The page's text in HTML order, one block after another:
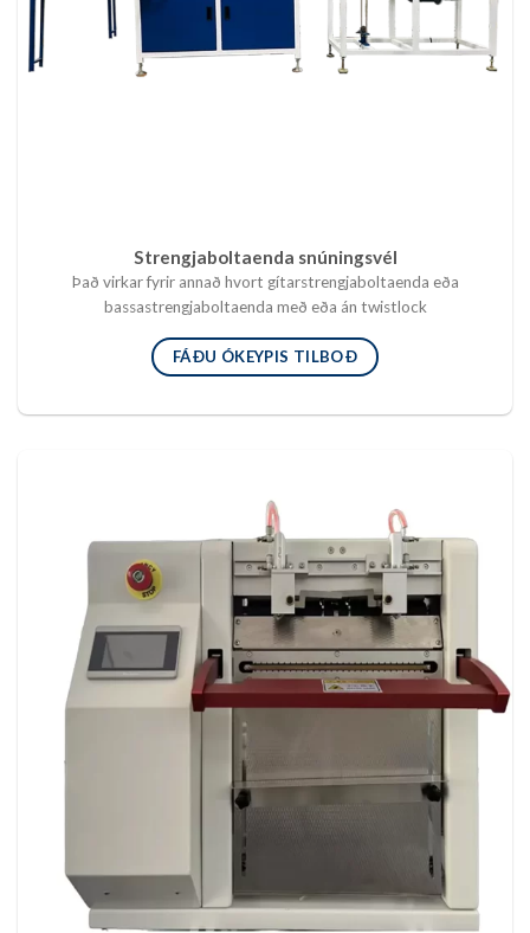
Strengjaboltaenda snúningsvél
Það virkar fyrir annað hvort gítarstrengjaboltaenda eða
bassastrengjaboltaenda með eða án twistlock
FÁÐU ÓKEYPIS TILBOÐ